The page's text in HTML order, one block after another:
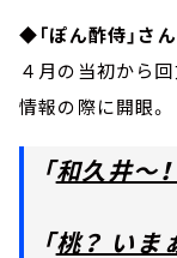
◆「ぽん酢侍」さ
４月の当初から
情報の際に開眼。
「和久井～
「桃？ いま